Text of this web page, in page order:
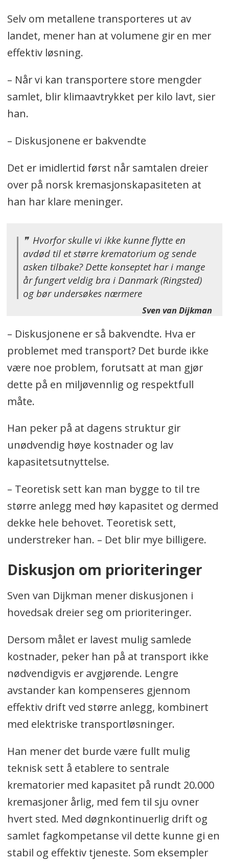
lag med det organiske materialet som
forsvinner i prosessen. Metallene blir
igjen, sorteres ut og samles inn, før
de sendes til spesialiserte anlegg for
rensing og videreforedling.
i alt fra medisinsk utstyr til
høyteknologiske produkter. Slik blir
de en del av et sirkulært system, der
materialer som en gang ble hentet ut
Selv om metallene transporteres ut av
landet, mener han at volumene gir en mer
effektiv løsning.
– Når vi kan transportere store mengder
samlet, blir klimaavtrykket per kilo lavt, sier
han.
– Diskusjonene er bakvendte
Det er imidlertid først når samtalen dreier
over på norsk kremasjonskapasiteten at
han har klare meninger.
Hvorfor skulle vi ikke kunne flytte en
avdød til et større krematorium og sende
asken tilbake? Dette konseptet har i mange
år fungert veldig bra i Danmark (Ringsted)
og bør undersøkes nærmere
Sven van Dijkman
– Diskusjonene er så bakvendte. Hva er
problemet med transport? Det burde ikke
være noe problem, forutsatt at man gjør
dette på en miljøvennlig og respektfull
måte.
Han peker på at dagens struktur gir
unødvendig høye kostnader og lav
kapasitetsutnyttelse.
– Teoretisk sett kan man bygge to til tre
større anlegg med høy kapasitet og dermed
dekke hele behovet. Teoretisk sett,
understreker han. – Det blir mye billigere.
Diskusjon om prioriteringer
Sven van Dijkman mener diskusjonen i
hovedsak dreier seg om prioriteringer.
Dersom målet er lavest mulig samlede
kostnader, peker han på at transport ikke
nødvendigvis er avgjørende. Lengre
avstander kan kompenseres gjennom
effektiv drift ved større anlegg, kombinert
med elektriske transportløsninger.
Han mener det burde være fullt mulig
teknisk sett å etablere to sentrale
krematorier med kapasitet på rundt 20.000
kremasjoner årlig, med fem til sju ovner
hvert sted. Med døgnkontinuerlig drift og
samlet fagkompetanse vil dette kunne gi en
stabil og effektiv tjeneste. Som eksempler